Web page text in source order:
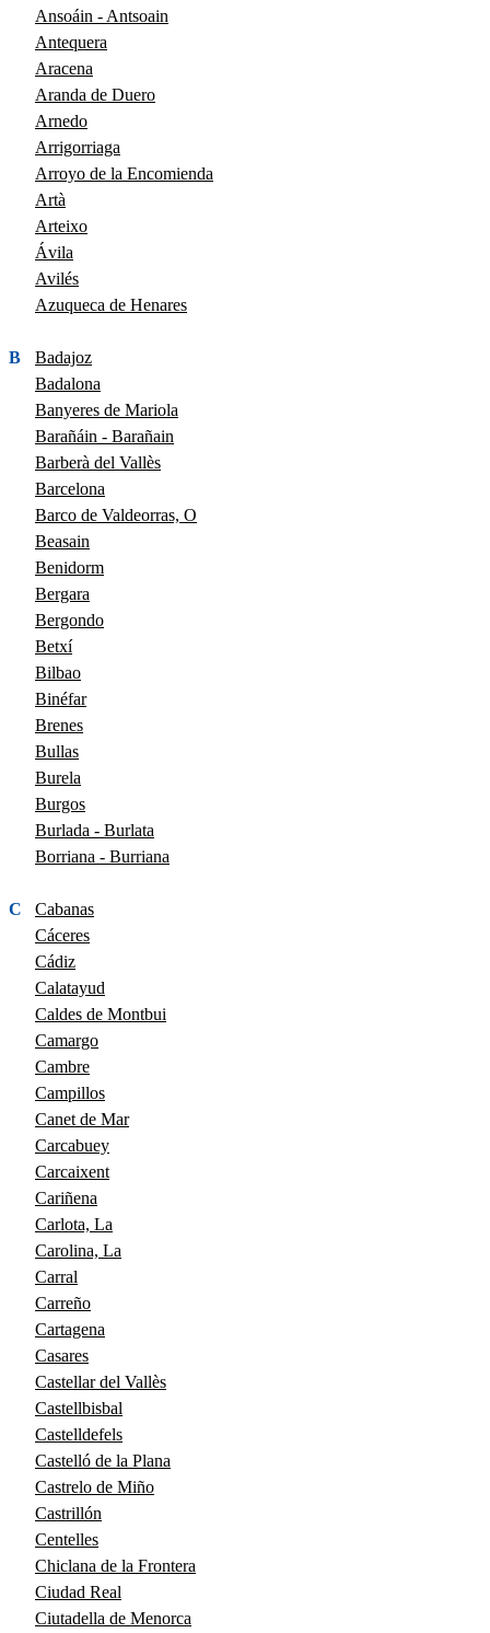
Ansoáin - Antsoain
Antequera
Aracena
Aranda de Duero
Arnedo
Arrigorriaga
Arroyo de la Encomienda
Artà
Arteixo
Ávila
Avilés
Azuqueca de Henares
B
Badajoz
Badalona
Banyeres de Mariola
Barañáin - Barañain
Barberà del Vallès
Barcelona
Barco de Valdeorras, O
Beasain
Benidorm
Bergara
Bergondo
Betxí
Bilbao
Binéfar
Brenes
Bullas
Burela
Burgos
Burlada - Burlata
Borriana - Burriana
C
Cabanas
Cáceres
Cádiz
Calatayud
Caldes de Montbui
Camargo
Cambre
Campillos
Canet de Mar
Carcabuey
Carcaixent
Cariñena
Carlota, La
Carolina, La
Carral
Carreño
Cartagena
Casares
Castellar del Vallès
Castellbisbal
Castelldefels
Castelló de la Plana
Castrelo de Miño
Castrillón
Centelles
Chiclana de la Frontera
Ciudad Real
Ciutadella de Menorca